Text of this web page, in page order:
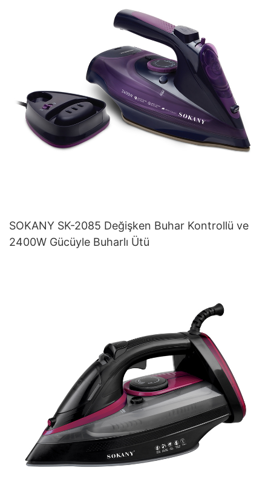
SOKANY SK-2085 Değişken Buhar Kontrollü ve
2400W Gücüyle Buharlı Ütü